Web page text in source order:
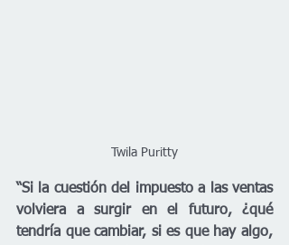
Twila Puritty
“Si la cuestión del impuesto a las ventas
volviera a surgir en el futuro, ¿qué
tendría que cambiar, si es que hay algo,